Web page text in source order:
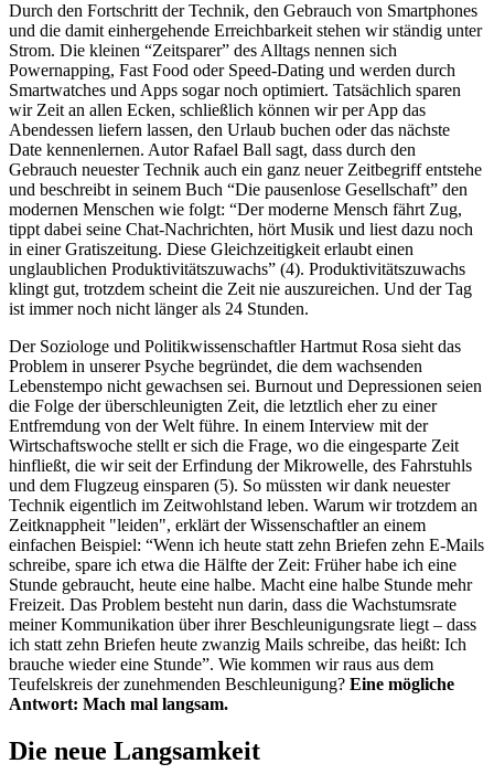
Durch den Fortschritt der Technik, den Gebrauch von Smartphones
und die damit einhergehende Erreichbarkeit stehen wir ständig unter
Strom. Die kleinen “Zeitsparer” des Alltags nennen sich
Powernapping, Fast Food oder Speed-Dating und werden durch
Smartwatches und Apps sogar noch optimiert. Tatsächlich sparen
wir Zeit an allen Ecken, schließlich können wir per App das
Abendessen liefern lassen, den Urlaub buchen oder das nächste
Date kennenlernen. Autor Rafael Ball sagt, dass durch den
Gebrauch neuester Technik auch ein ganz neuer Zeitbegriff entstehe
und beschreibt in seinem Buch “Die pausenlose Gesellschaft” den
modernen Menschen wie folgt: “Der moderne Mensch fährt Zug,
tippt dabei seine Chat-Nachrichten, hört Musik und liest dazu noch
in einer Gratiszeitung. Diese Gleichzeitigkeit erlaubt einen
unglaublichen Produktivitätszuwachs” (4). Produktivitätszuwachs
klingt gut, trotzdem scheint die Zeit nie auszureichen. Und der Tag
ist immer noch nicht länger als 24 Stunden.
Der Soziologe und Politikwissenschaftler Hartmut Rosa sieht das
Problem in unserer Psyche begründet, die dem wachsenden
Lebenstempo nicht gewachsen sei. Burnout und Depressionen seien
die Folge der überschleunigten Zeit, die letztlich eher zu einer
Entfremdung von der Welt führe. In einem Interview mit der
Wirtschaftswoche stellt er sich die Frage, wo die eingesparte Zeit
hinfließt, die wir seit der Erfindung der Mikrowelle, des Fahrstuhls
und dem Flugzeug einsparen (5). So müssten wir dank neuester
Technik eigentlich im Zeitwohlstand leben. Warum wir trotzdem an
Zeitknappheit "leiden", erklärt der Wissenschaftler an einem
einfachen Beispiel: “Wenn ich heute statt zehn Briefen zehn E-Mails
schreibe, spare ich etwa die Hälfte der Zeit: Früher habe ich eine
Stunde gebraucht, heute eine halbe. Macht eine halbe Stunde mehr
Freizeit. Das Problem besteht nun darin, dass die Wachstumsrate
meiner Kommunikation über ihrer Beschleunigungsrate liegt – dass
ich statt zehn Briefen heute zwanzig Mails schreibe, das heißt: Ich
brauche wieder eine Stunde”. Wie kommen wir raus aus dem
Teufelskreis der zunehmenden Beschleunigung? Eine mögliche
Antwort: Mach mal langsam.
Die neue Langsamkeit